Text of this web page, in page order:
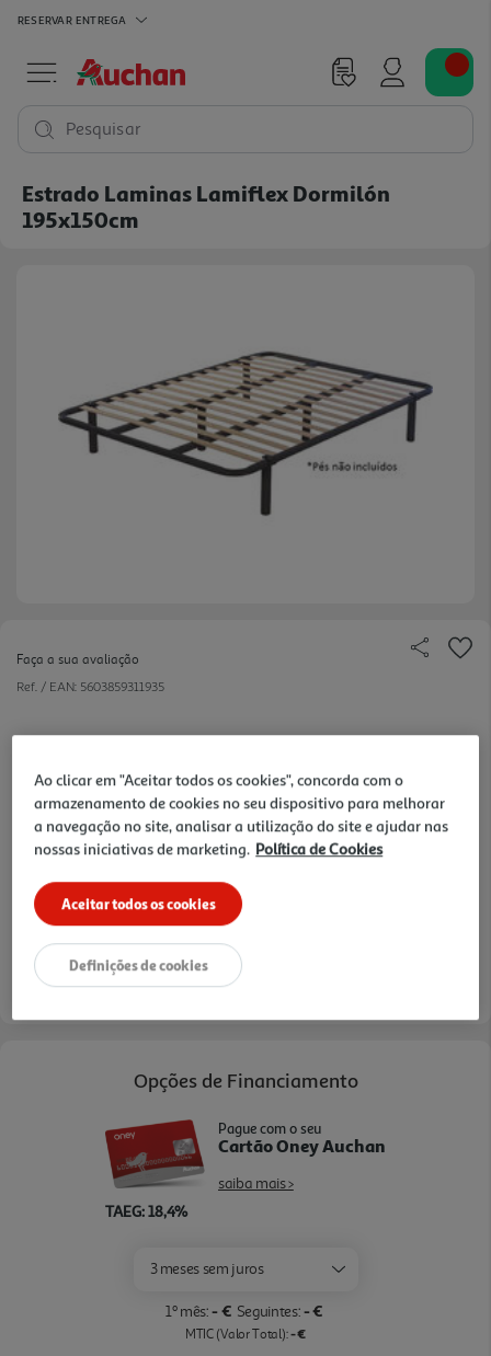
RESERVAR ENTREGA
Pesquisar
Estrado Laminas Lamiflex Dormilón
195x150cm
Faça a sua avaliação
Ref. / EAN: 5603859311935
99,99 €
Entrega estimada entre27/08/2026 e 28/08/2026
Opções de Financiamento
TAEG: 18,4%
Pague com o seu
Cartão Oney Auchan
saiba mais >
3 meses sem juros
1º mês:- € Seguintes:- €
MTIC (Valor Total):- €
Ao clicar em "Aceitar todos os cookies", concorda com o
armazenamento de cookies no seu dispositivo para melhorar
a navegação no site, analisar a utilização do site e ajudar nas
nossas iniciativas de marketing. Política de Cookies
Aceitar todos os cookies
Definições de cookies